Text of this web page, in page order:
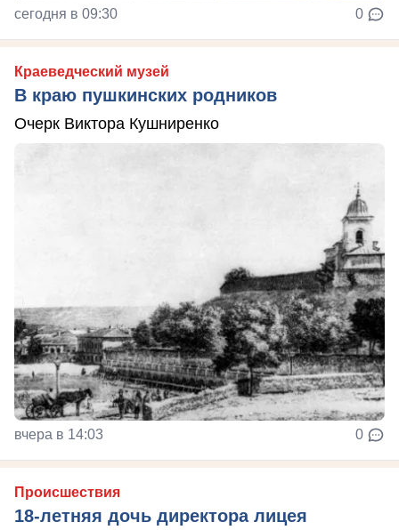
сегодня в 09:30 0
Краеведческий музей
В краю пушкинских родников
Очерк Виктора Кушниренко
вчера в 14:03 0
Происшествия
18-летняя дочь директора лицея